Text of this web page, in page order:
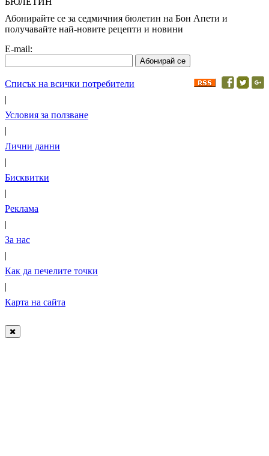
Абонирайте се за седмичния бюлетин на Бон Апети и
получавайте най-новите рецепти и новини
E-mail:
Списък на всички потребители
|
Условия за ползване
|
Лични данни
|
Бисквитки
|
Реклама
|
За нас
|
Как да печелите точки
|
Карта на сайта